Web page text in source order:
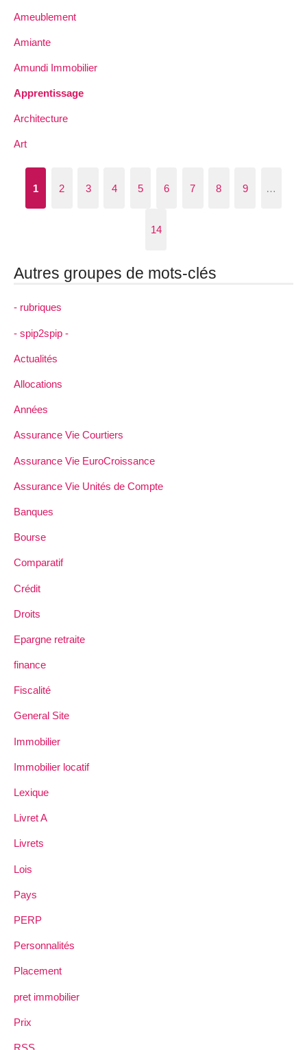
Ameublement
Amiante
Amundi Immobilier
Apprentissage
Architecture
Art
1 2 3 4 5 6 7 8 9 …
14
Autres groupes de mots-clés
- rubriques
- spip2spip -
Actualités
Allocations
Années
Assurance Vie Courtiers
Assurance Vie EuroCroissance
Assurance Vie Unités de Compte
Banques
Bourse
Comparatif
Crédit
Droits
Epargne retraite
finance
Fiscalité
General Site
Immobilier
Immobilier locatif
Lexique
Livret A
Livrets
Lois
Pays
PERP
Personnalités
Placement
pret immobilier
Prix
RSS